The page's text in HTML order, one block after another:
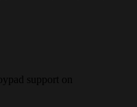
support on